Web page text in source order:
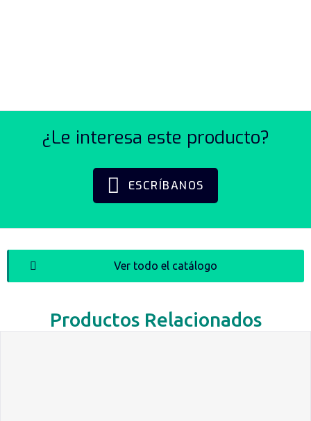
¿Le interesa este producto?
ESCRÍBANOS
Productos Relacionados
Ver todo el catálogo